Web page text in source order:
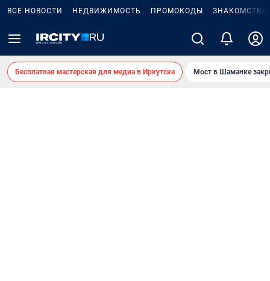
ВСЕ НОВОСТИ НЕДВИЖИМОСТЬ ПРОМОКОДЫ ЗНАКОМСТВА
Бесплатная мастерская для медиа в Иркутске Мост в Шаманке